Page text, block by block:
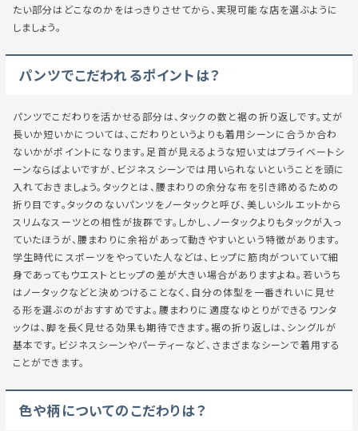
たい部分はどこなのかをはっきりさせてから、実現可能な店を選ぶように
しましょう。
パンツでこだわれるポイントは？
パンツでこだわりを活かせる部分は、タックの数と裾の折り返しです。丈が
長いか短いかについては、こだわりというよりも着用シーンに合うか合わ
ないかがポイントになります。足首が見えるような短い丈はプライベートシ
ーンならばよいですが、ビジネスシーンでは用いられないということを頭に
入れておきましょう。タックとは、腰まわりの余分な布を引き締めるための
折り目です。タックのないパンツをノータックと呼び、美しいシルエットから
スリムなスーツとの相性が抜群です。しかし、ノータックよりもタックが入っ
ていたほうが、腰まわりに余裕があって動きやすいという特徴があります。
学生時代にスポーツをやっていた人などは、ヒップに筋肉がついていて細
身であってもウエストとヒップの差が大きい場合がありますよね。若いうち
はノータックなどと決めつけることなく、自分の体型を一番きれいに見せ
る形を選ぶのがおすすめですよ。腰まわりに適度なゆとりができるワンタ
ックは、脚を長く見せる効果も期待できます。裾の折り返しは、シングルが
基本です。ビジネスシーンやパーティーなど、さまざまなシーンで着用する
ことができます。
色や柄についてのこだわりは？